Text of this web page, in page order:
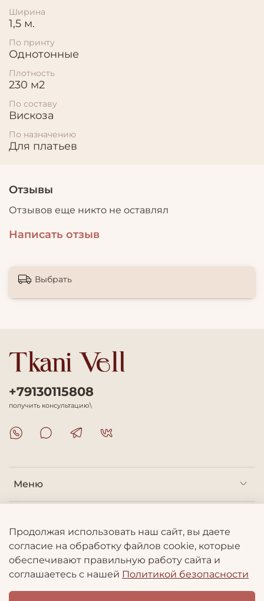
Ширина
1,5 м.
По принту
Однотонные
Плотность
230 м2
По составу
Вискоза
По назначению
Для платьев
Отзывы
Отзывов еще никто не оставлял
Написать отзыв
Выбрать
Меню
Информация
+79130115808
получить консультацию\
Продолжая использовать наш сайт, вы даете
согласие на обработку файлов cookie, которые
обеспечивают правильную работу сайта и
соглашаетесь с нашей Политикой безопасности